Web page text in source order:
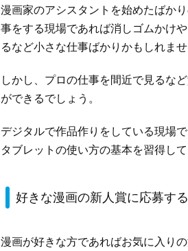
漫画家のアシスタントを始めたばか
事をする現場であれば消しゴムかけ
るなど小さな仕事ばかりかもしれませ
しかし、プロの仕事を間近で見るな
ができるでしょう。
デジタルで作品作りをしている現場
タブレットの使い方の基本を習得し
好きな漫画の新人賞に応募する
漫画が好きな方であればお気に入り